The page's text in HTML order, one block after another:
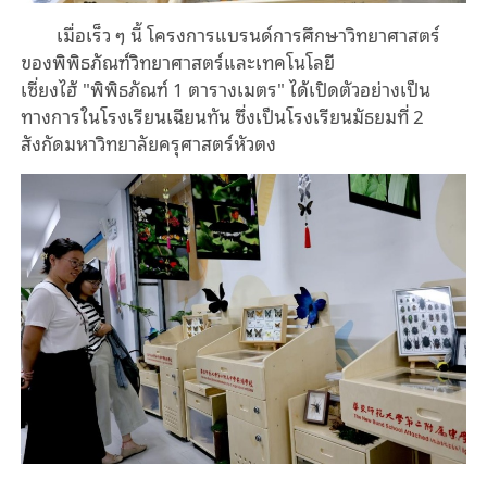
เมื่อเร็ว ๆ นี้ โครงการแบรนด์การศึกษาวิทยาศาสตร์
ของพิพิธภัณฑ์วิทยาศาสตร์และเทคโนโลยี
เซี่ยงไฮ้ "พิพิธภัณฑ์ 1 ตารางเมตร" ได้เปิดตัวอย่างเป็น
ทางการในโรงเรียนเฉียนทัน ซึ่งเป็นโรงเรียนมัธยมที่ 2
สังกัดมหาวิทยาลัยครุศาสตร์หัวตง